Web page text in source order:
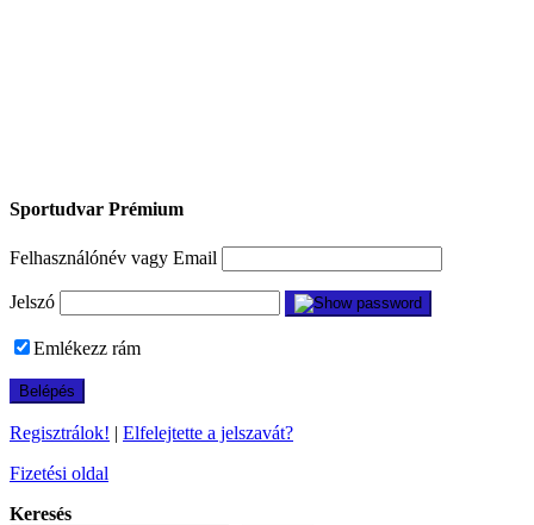
Sportudvar Prémium
Felhasználónév vagy Email
Jelszó
Emlékezz rám
Regisztrálok! | Elfelejtette a jelszavát?
Fizetési oldal
Keresés